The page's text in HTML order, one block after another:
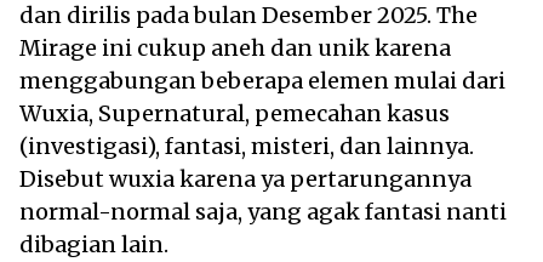
dan dirilis pada bulan Desember 2025. The
Mirage ini cukup aneh dan unik karena
menggabungan beberapa elemen mulai dari
Wuxia, Supernatural, pemecahan kasus
(investigasi), fantasi, misteri, dan lainnya.
Disebut wuxia karena ya pertarungannya
normal-normal saja, yang agak fantasi nanti
dibagian lain.